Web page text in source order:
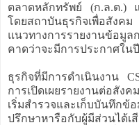
ตลาดหลักทรัพย์ (ก.ล.ต.)
โดยสถาบันธุรกิจเพื่อสัง
แนวทางการรายงานข้อมู
คาดว่าจะมีการประกาศใน
ธุรกิจที่มีการดำเนินงาน
การเปิดเผยรายงานต่อสัง
เริ่มสำรวจและเก็บบันทึ
ปรึกษาหารือกับผู้มีส่วนได้เ